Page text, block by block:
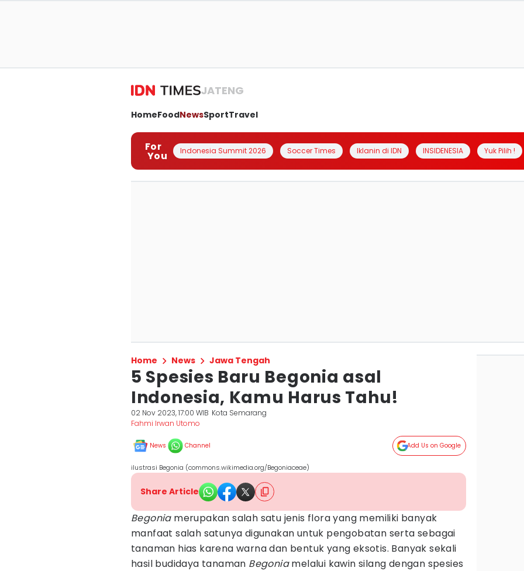
JATENG
HomeFoodNewsSportTravel
For
You Indonesia Summit 2026 Soccer Times Iklanin di IDN INSIDENESIA Yuk Pilih !
Home News Jawa Tengah
5 Spesies Baru Begonia asal
Indonesia, Kamu Harus Tahu!
02 Nov 2023, 17:00 WIB Kota Semarang
Fahmi Irwan Utomo
News Channel Add Us on Google
ilustrasi Begonia (commons.wikimedia.org/Begoniaceae)
Share Article
Begoniamerupakan salah satu jenis flora yang memiliki banyak
manfaat salah satunya digunakan untuk pengobatan serta sebagai
tanaman hias karena warna dan bentuk yang eksotis. Banyak sekali
hasil budidaya tanaman Begoniamelalui kawin silang dengan spesies